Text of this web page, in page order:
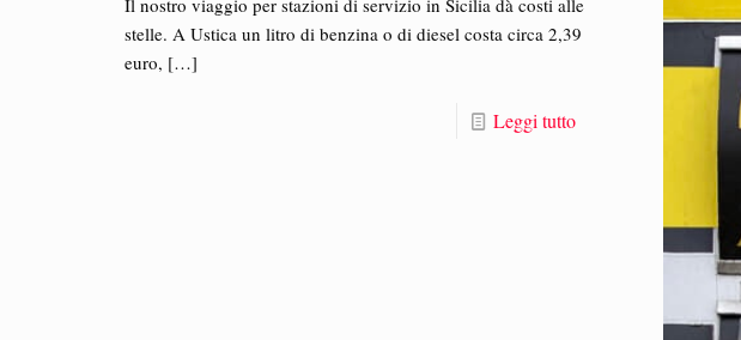
Il nostro viaggio per stazioni di servizio in Sicilia dà costi alle
stelle. A Ustica un litro di benzina o di diesel costa circa 2,39
euro, […]
Leggi tutto